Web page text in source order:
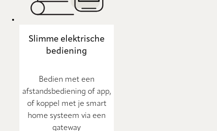
Slimme elektrische
bediening
Bedien met een
afstandsbediening of app,
of koppel met je smart
home systeem via een
gateway